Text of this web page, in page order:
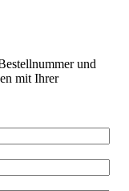
und
mit Ihrer